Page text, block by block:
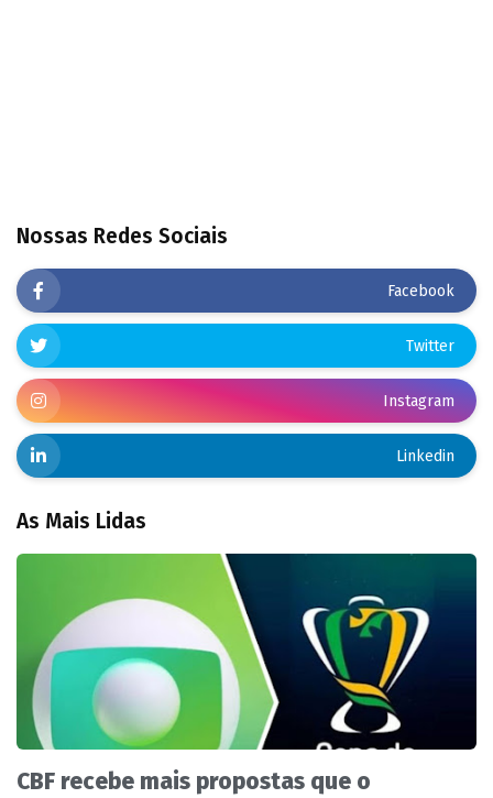
Nossas Redes Sociais
Facebook
Twitter
Instagram
Linkedin
As Mais Lidas
CBF recebe mais propostas que o